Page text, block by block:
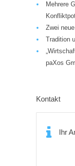
Mehrere
Zwei
Tradition
paXos
Kontakt
Ihr